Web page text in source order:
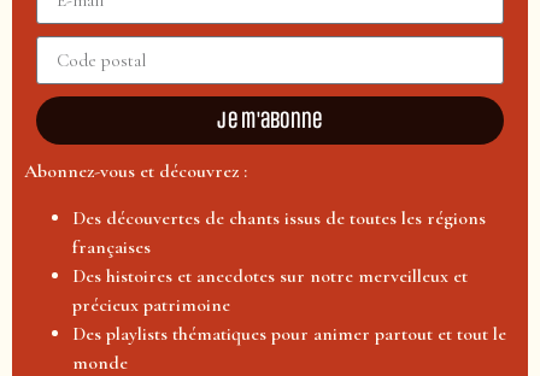
Je m'abonne
Abonnez-vous et découvrez :
Des découvertes de chants issus de toutes les régions
françaises
Des histoires et anecdotes sur notre merveilleux et
précieux patrimoine
Des playlists thématiques pour animer partout et tout le
monde